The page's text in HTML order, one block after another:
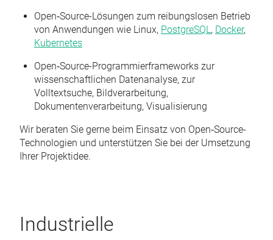
Open‑Source-Lösungen zum reibungslosen Betrieb
von Anwendungen wie Linux, PostgreSQL , Docker,
Kubernetes
Open‑Source-Programmierframeworks zur
wissenschaftlichen Datenanalyse, zur
Volltextsuche, Bildverarbeitung,
Dokumentenverarbeitung, Visualisierung
Wir beraten Sie gerne beim Einsatz von Open‑Source-
Technologien und unterstützen Sie bei der Umsetzung
Ihrer Projektidee.
Industrielle